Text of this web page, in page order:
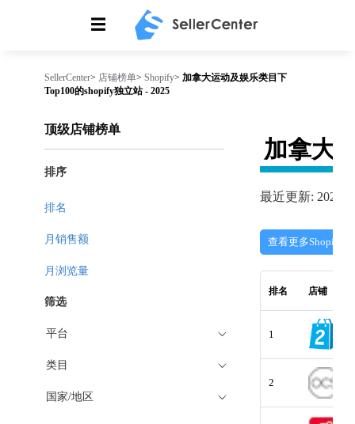
☰
SellerCenter> 店铺榜单> Shopify> 加拿大运动及娱乐类目下
Top100的shopify独立站 - 2025
加拿大
最近更新: 2026-
查看更多Shopify
排名 店铺
1
2
顶级店铺榜单
排序
排名
月销售额
月浏览量
筛选
平台
类目
国家/地区